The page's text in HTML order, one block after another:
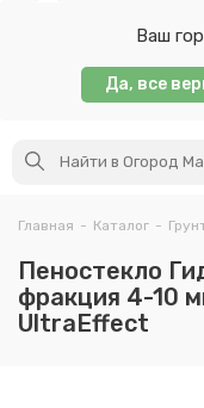
Ваш
Да, все
Главная - Каталог -
Пеностекло
фракция 4-10
UltraEffect